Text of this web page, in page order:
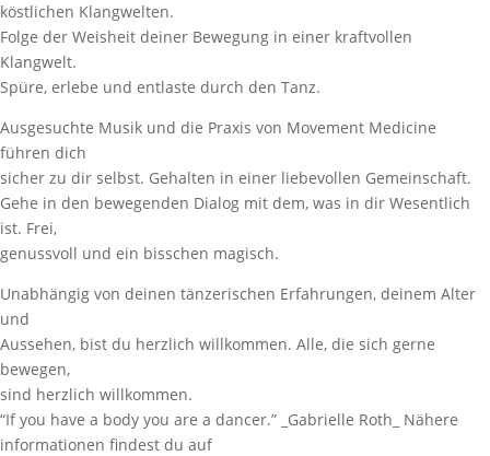
köstlichen Klangwelten.
Folge der Weisheit deiner Bewegung in einer kraftvollen
Klangwelt.
Spüre, erlebe und entlaste durch den Tanz.
Ausgesuchte Musik und die Praxis von Movement Medicine
führen dich
sicher zu dir selbst. Gehalten in einer liebevollen Gemeinschaft.
Gehe in den bewegenden Dialog mit dem, was in dir Wesentlich
ist. Frei,
genussvoll und ein bisschen magisch.
Unabhängig von deinen tänzerischen Erfahrungen, deinem Alter
und
Aussehen, bist du herzlich willkommen. Alle, die sich gerne
bewegen,
sind herzlich willkommen.
“If you have a body you are a dancer.” _Gabrielle Roth_ Nähere
informationen findest du auf